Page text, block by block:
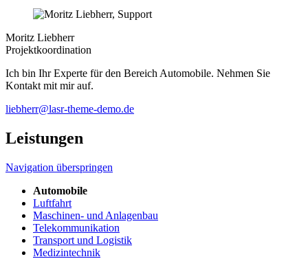
Moritz Liebherr
Projektkoordination
Ich bin Ihr Experte für den Bereich Automobile. Nehmen Sie
Kontakt mit mir auf.
liebherr@lasr-theme-demo.de
Leistungen
Navigation überspringen
Automobile
Luftfahrt
Maschinen- und Anlagenbau
Telekommunikation
Transport und Logistik
Medizintechnik